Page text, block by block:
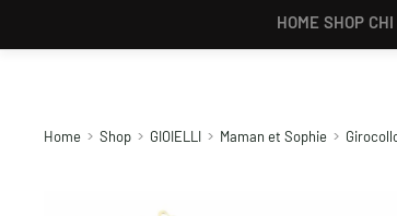
HOME SHOP
Home Shop GIOIELLI Maman et Sophie